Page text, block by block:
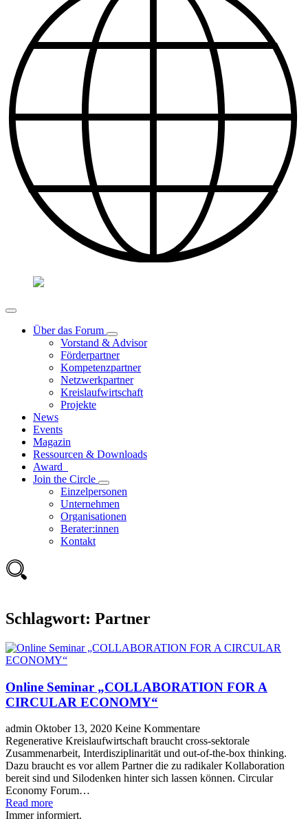
Über das Forum
Vorstand & Advisor
Förderpartner
Kompetenzpartner
Netzwerkpartner
Kreislaufwirtschaft
Projekte
News
Events
Magazin
Ressourcen & Downloads
Award
Join the Circle
Einzelpersonen
Unternehmen
Organisationen
Berater:innen
Kontakt
Schlagwort: Partner
Online Seminar „COLLABORATION FOR A
CIRCULAR ECONOMY“
admin Oktober 13, 2020 Keine Kommentare
Regenerative Kreislaufwirtschaft braucht cross-sektorale
Zusammenarbeit, Interdisziplinarität und out-of-the-box thinking.
Dazu braucht es vor allem Partner die zu radikaler Kollaboration
bereit sind und Silodenken hinter sich lassen können. Circular
Economy Forum…
Read more
Immer informiert.